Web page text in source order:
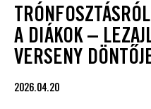
A DIÁKOK –
VERSENY
2026.04.20